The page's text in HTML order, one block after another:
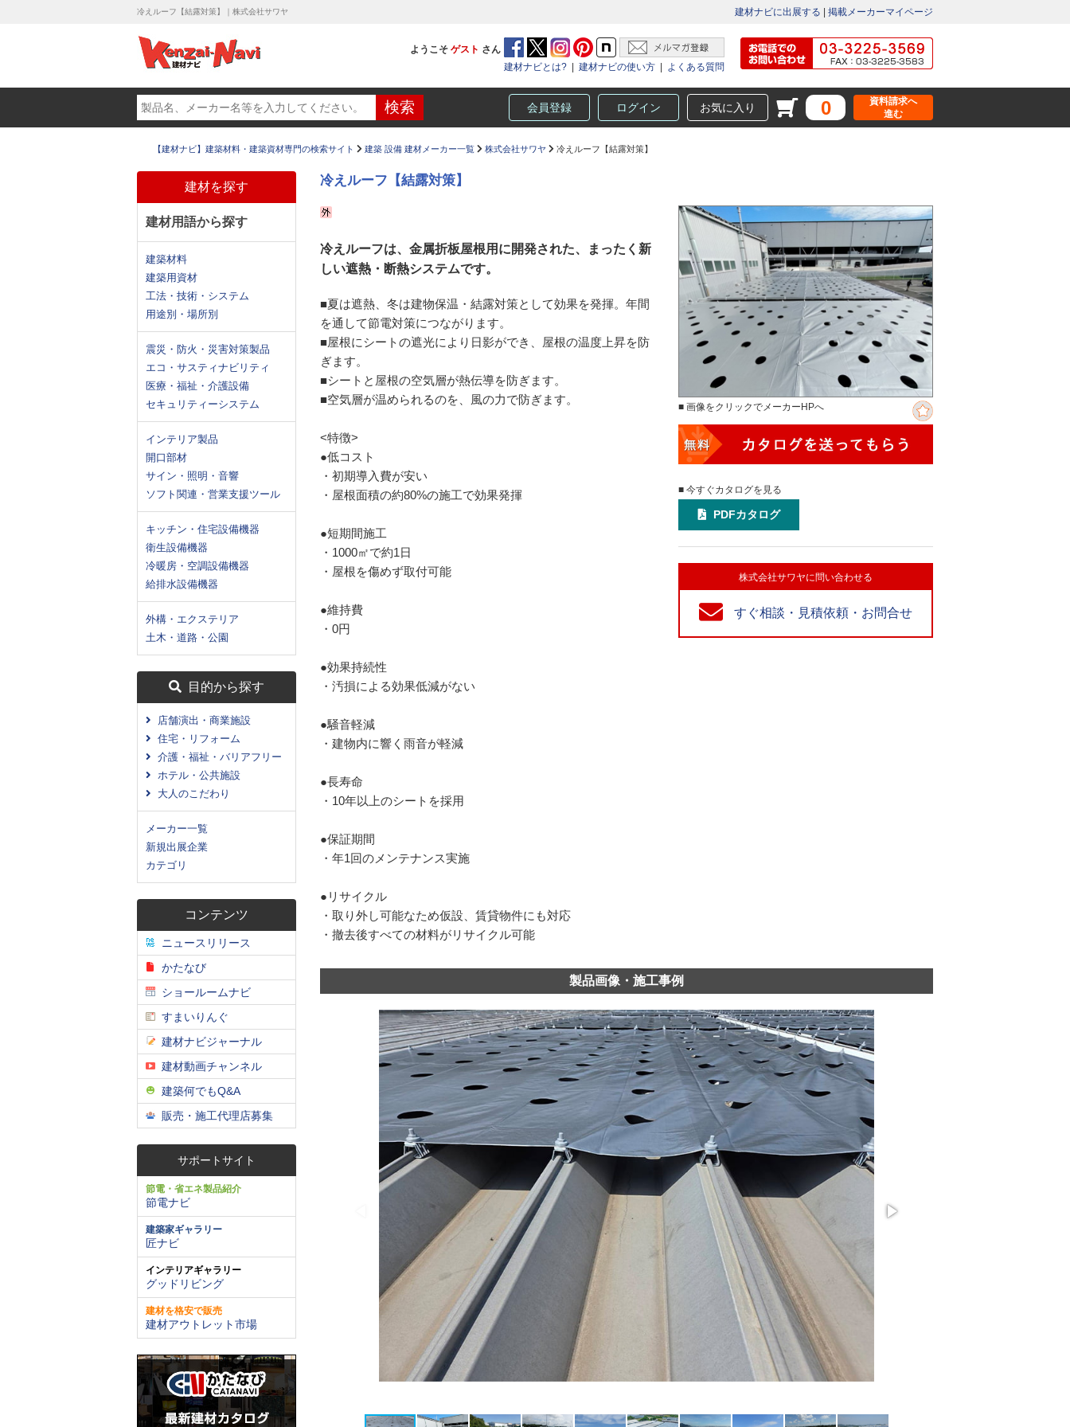
冷えルーフ【結露対策】｜株式会社サワヤ 建材ナビに出展する 掲載メーカーマイページ
ようこそ ゲスト さん
建材ナビとは?
建材ナビの使い方 よくある質問
会員登録 ログイン お気に入り 0
資料請求へ
進む
【建材ナビ】建築材料・建築資材専門の検索サイト 建築 設備 建材メーカー一覧 株式会社サワヤ 冷えルーフ【結露対策】
建材を探す
建材用語から探す
建築材料
建築用資材
工法・技術・システム
用途別・場所別
震災・防火・災害対策製品
エコ・サスティナビリティ
医療・福祉・介護設備
セキュリティーシステム
インテリア製品
開口部材
サイン・照明・音響
ソフト関連・営業支援ツール
キッチン・住宅設備機器
衛生設備機器
冷暖房・空調設備機器
給排水設備機器
外構・エクステリア
土木・道路・公園
目的から探す
店舗演出・商業施設
住宅・リフォーム
介護・福祉・バリアフリー
ホテル・公共施設
大人のこだわり
メーカー一覧
新規出展企業
カテゴリ
コンテンツ
ニュースリリース
かたなび
ショールームナビ
すまいりんぐ
建材ナビジャーナル
建材動画チャンネル
建築何でもQ&A
販売・施工代理店募集
サポートサイト
節電・省エネ製品紹介
節電ナビ
建築家ギャラリー
匠ナビ
インテリアギャラリー
グッドリビング
建材を格安で販売
建材アウトレット市場
冷えルーフ【結露対策】
冷えルーフは、金属折板屋根用に開発された、まったく新
しい遮熱・断熱システムです。
■夏は遮熱、冬は建物保温・結露対策として効果を発揮。年間
を通して節電対策につながります。
■屋根にシートの遮光により日影ができ、屋根の温度上昇を防
ぎます。
■シートと屋根の空気層が熱伝導を防ぎます。
■空気層が温められるのを、風の力で防ぎます。
<特徴>
●低コスト
・初期導入費が安い
・屋根面積の約80%の施工で効果発揮
●短期間施工
・1000㎡で約1日
・屋根を傷めず取付可能
●維持費
・0円
●効果持続性
・汚損による効果低減がない
●騒音軽減
・建物内に響く雨音が軽減
●長寿命
・10年以上のシートを採用
●保証期間
・年1回のメンテナンス実施
●リサイクル
・取り外し可能なため仮設、賃貸物件にも対応
・撤去後すべての材料がリサイクル可能
■ 画像をクリックでメーカーHPへ
■ 今すぐカタログを見る
PDFカタログ
株式会社サワヤに問い合わせる
すぐ相談・見積依頼・お問合せ
製品画像・施工事例